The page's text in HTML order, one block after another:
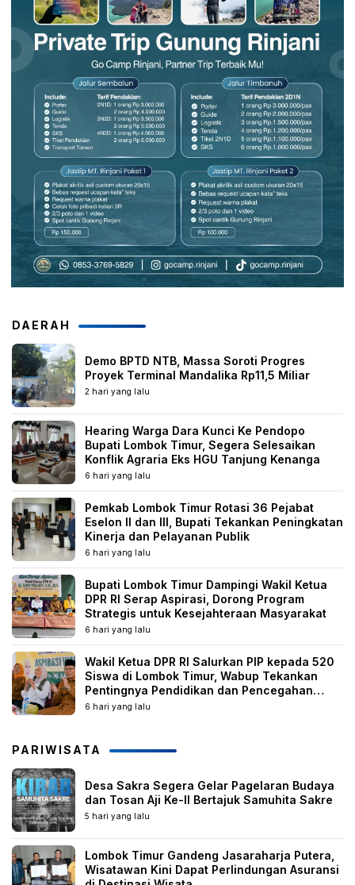
DAERAH
Demo BPTD NTB, Massa Soroti Progres
Proyek Terminal Mandalika Rp11,5 Miliar
2 hari yang lalu
Hearing Warga Dara Kunci Ke Pendopo
Bupati Lombok Timur, Segera Selesaikan
Konflik Agraria Eks HGU Tanjung Kenanga
6 hari yang lalu
Pemkab Lombok Timur Rotasi 36 Pejabat
Eselon II dan III, Bupati Tekankan Peningkatan
Kinerja dan Pelayanan Publik
6 hari yang lalu
Bupati Lombok Timur Dampingi Wakil Ketua
DPR RI Serap Aspirasi, Dorong Program
Strategis untuk Kesejahteraan Masyarakat
6 hari yang lalu
Wakil Ketua DPR RI Salurkan PIP kepada 520
Siswa di Lombok Timur, Wabup Tekankan
Pentingnya Pendidikan dan Pencegahan
Perkawinan Anak
6 hari yang lalu
PARIWISATA
Desa Sakra Segera Gelar Pagelaran Budaya
dan Tosan Aji Ke-II Bertajuk Samuhita Sakre
5 hari yang lalu
Lombok Timur Gandeng Jasaraharja Putera,
Wisatawan Kini Dapat Perlindungan Asuransi